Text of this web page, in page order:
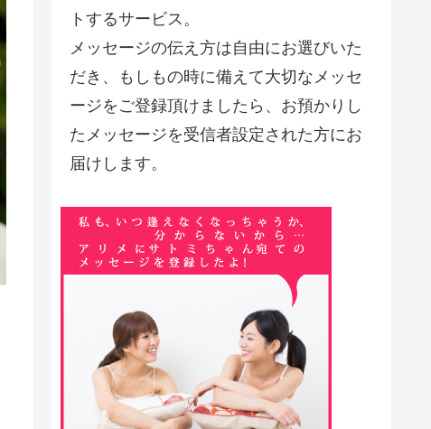
トするサービス。
メッセージの伝え方は自由にお選びいた
だき、もしもの時に備えて大切なメッセ
ージをご登録頂けましたら、お預かりし
たメッセージを受信者設定された方にお
届けします。